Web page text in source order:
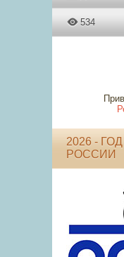
534
2026 -
РОССИИ